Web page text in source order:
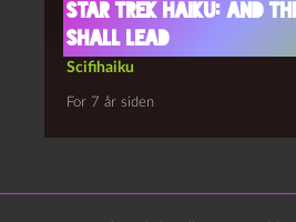
Star Trek haiku: And
Shall Lead
Scifihaiku
For 7 år siden